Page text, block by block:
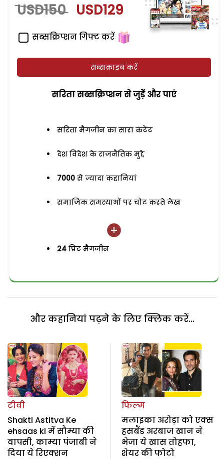
USD150 USD129
सब्सक्रिप्शन गिफ्ट करें
सब्सक्राइब करें
सरिता सब्सक्रिप्शन से जुड़ेें और पाएं
सरिता मैगजीन का सारा कंटेंट
देश विदेश के राजनैतिक मुद्दे
7000 से ज्यादा कहानियां
समाजिक समस्याओं पर चोट करते लेख
24 प्रिंट मैगजीन
और कहानियां पढ़ने के लिए क्लिक करें...
टीवी
Shakti Astitva Ke
ehsaas ki में सौम्या की
वापसी, काम्या पंजाबी ने
दिया ये रिएक्शन
फिल्म
मलाइका अरोड़ा को एक्स
हसबैंड अरबाज खान ने
भेजा ये खास तोहफा,
शेयर की फोटो